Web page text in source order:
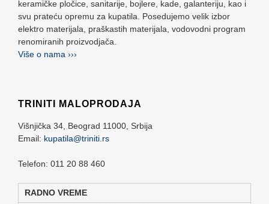
keramičke pločice, sanitarije, bojlere, kade, galanteriju, kao i
svu prateću opremu za kupatila. Posedujemo velik izbor
elektro materijala, praškastih materijala, vodovodni program
renomiranih proizvodjača.
Više o nama ›››
TRINITI MALOPRODAJA
Višnjička 34, Beograd 11000, Srbija
Email: kupatila@triniti.rs
Telefon: 011 20 88 460
RADNO VREME